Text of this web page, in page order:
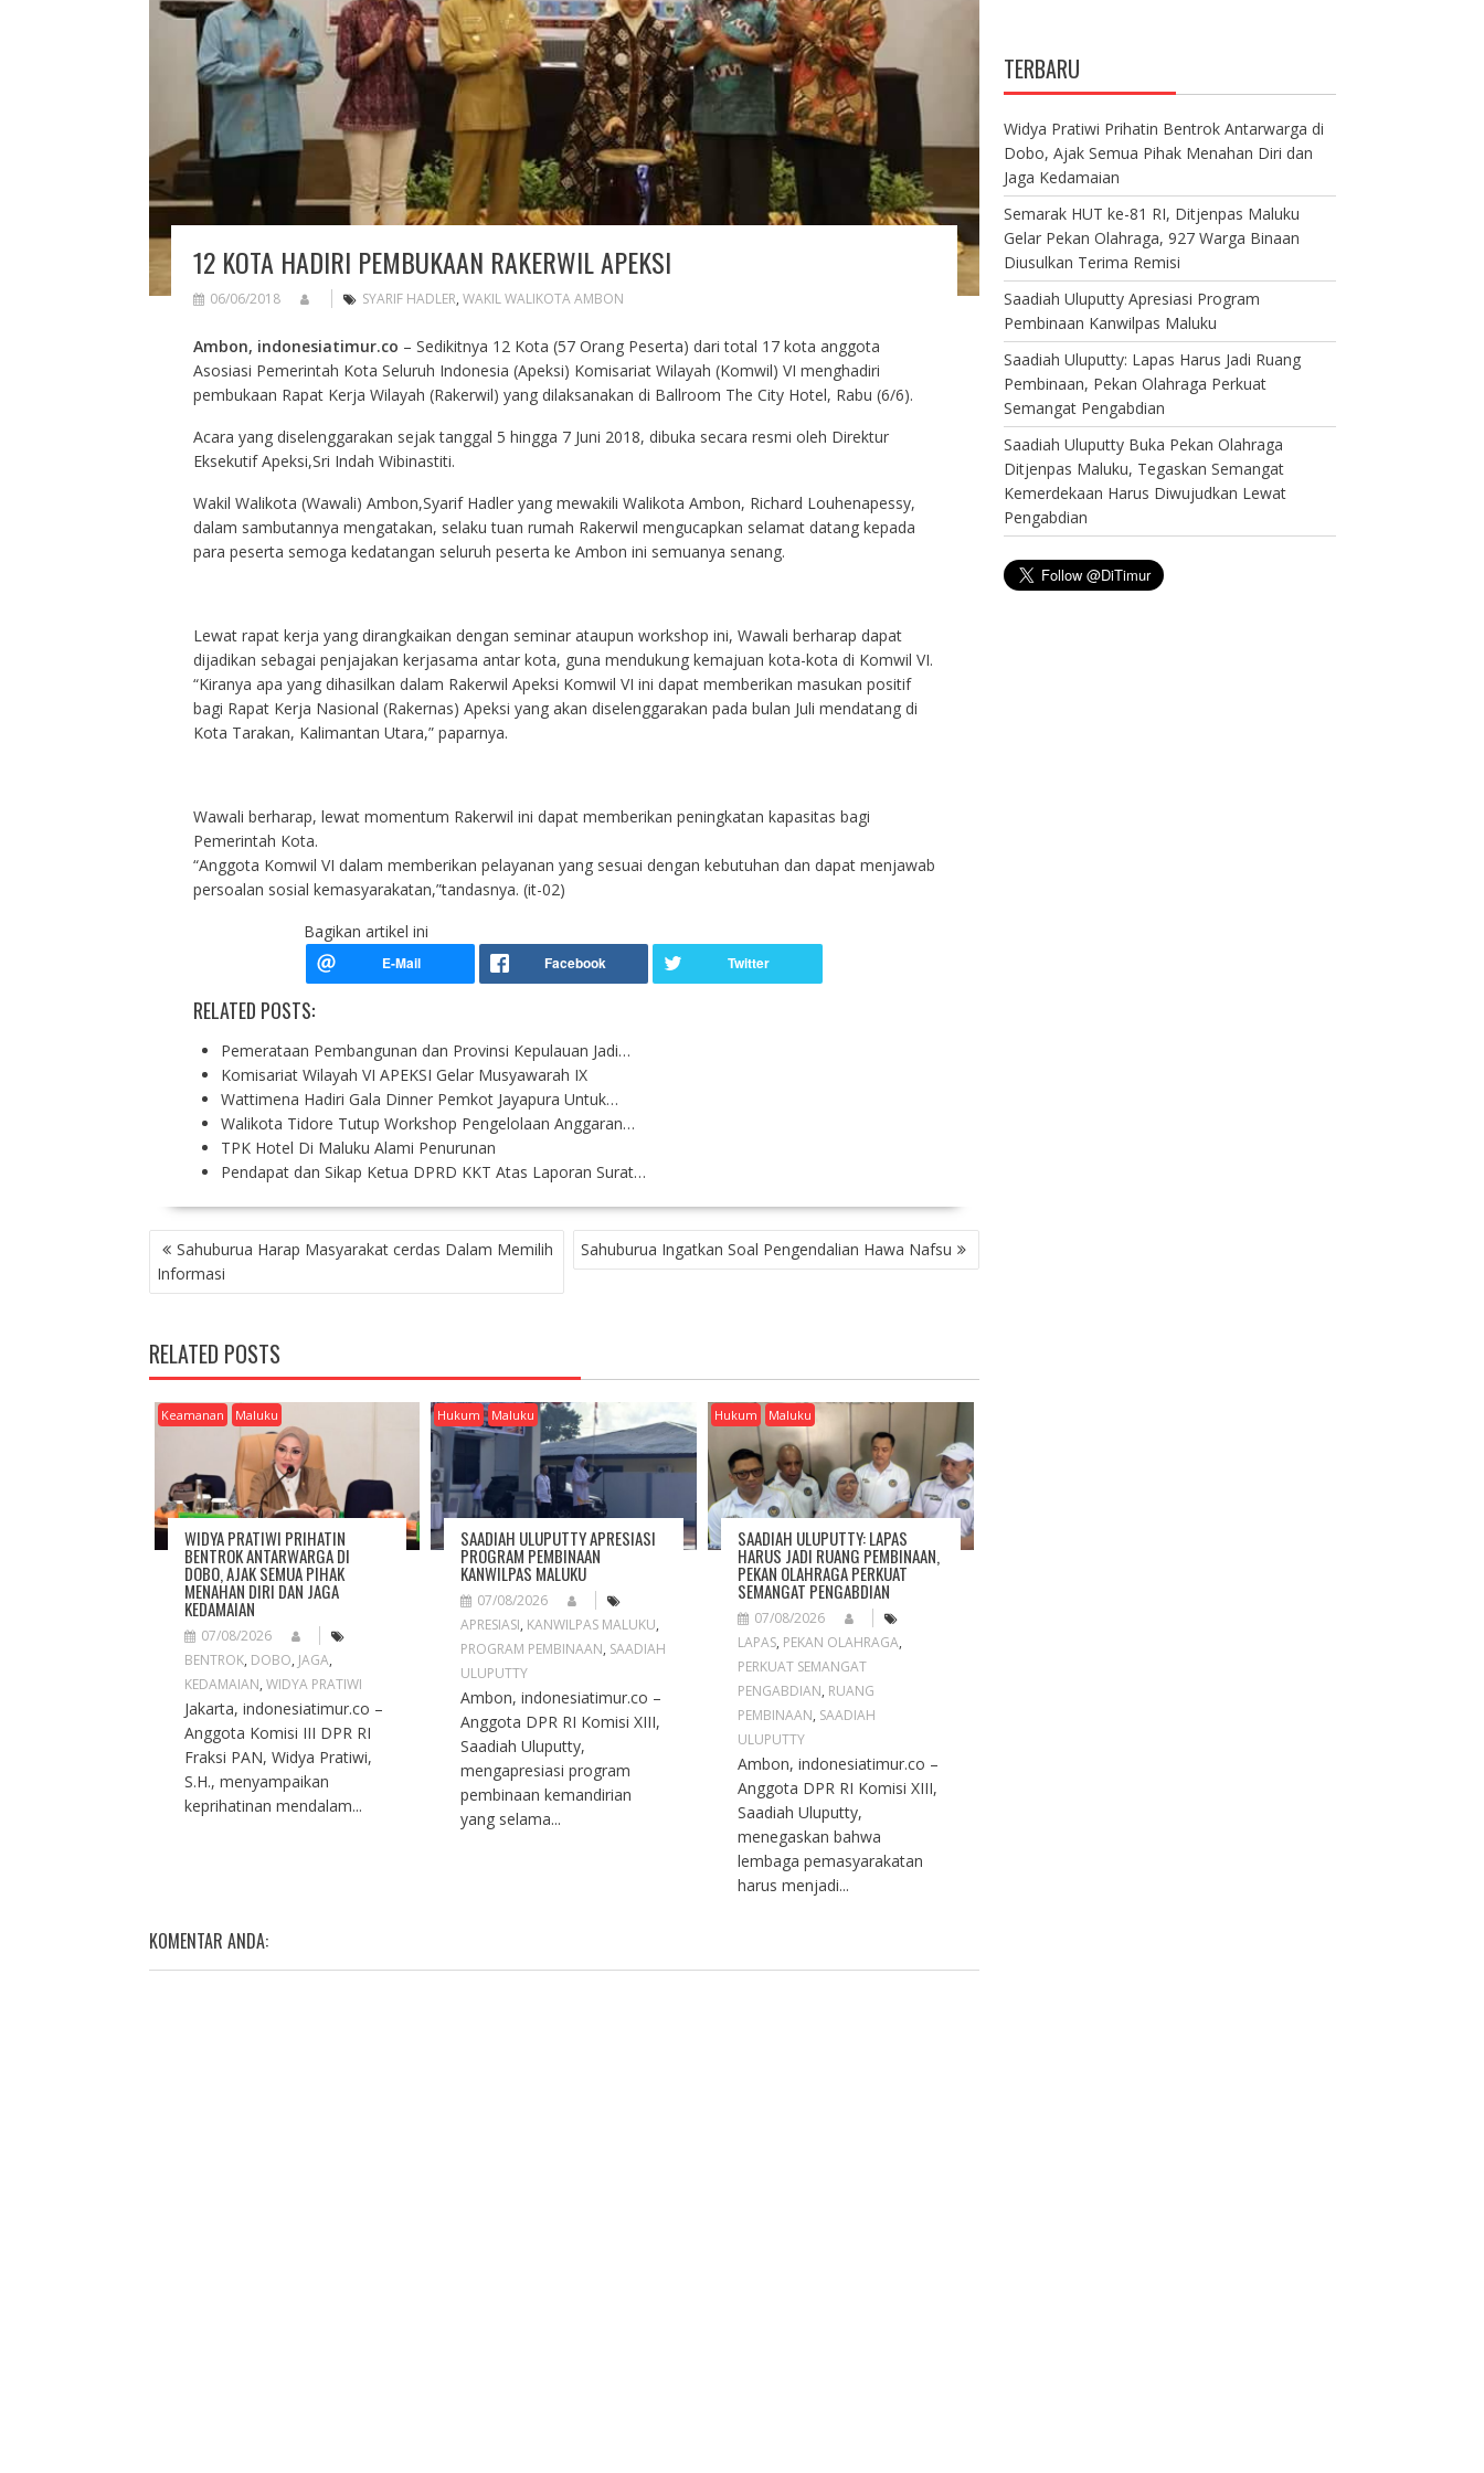
12 KOTA HADIRI PEMBUKAAN RAKERWIL APEKSI
06/06/2018 SYARIF HADLER, WAKIL WALIKOTA AMBON
Ambon, indonesiatimur.co – Sedikitnya 12 Kota (57 Orang Peserta) dari total 17 kota anggota
Asosiasi Pemerintah Kota Seluruh Indonesia (Apeksi) Komisariat Wilayah (Komwil) VI menghadiri
pembukaan Rapat Kerja Wilayah (Rakerwil) yang dilaksanakan di Ballroom The City Hotel, Rabu (6/6).
Acara yang diselenggarakan sejak tanggal 5 hingga 7 Juni 2018, dibuka secara resmi oleh Direktur
Eksekutif Apeksi,Sri Indah Wibinastiti.
Wakil Walikota (Wawali) Ambon,Syarif Hadler yang mewakili Walikota Ambon, Richard Louhenapessy,
dalam sambutannya mengatakan, selaku tuan rumah Rakerwil mengucapkan selamat datang kepada
para peserta semoga kedatangan seluruh peserta ke Ambon ini semuanya senang.
Lewat rapat kerja yang dirangkaikan dengan seminar ataupun workshop ini, Wawali berharap dapat
dijadikan sebagai penjajakan kerjasama antar kota, guna mendukung kemajuan kota-kota di Komwil VI.
“Kiranya apa yang dihasilkan dalam Rakerwil Apeksi Komwil VI ini dapat memberikan masukan positif
bagi Rapat Kerja Nasional (Rakernas) Apeksi yang akan diselenggarakan pada bulan Juli mendatang di
Kota Tarakan, Kalimantan Utara,” paparnya.
Wawali berharap, lewat momentum Rakerwil ini dapat memberikan peningkatan kapasitas bagi
Pemerintah Kota.
“Anggota Komwil VI dalam memberikan pelayanan yang sesuai dengan kebutuhan dan dapat menjawab
persoalan sosial kemasyarakatan,”tandasnya. (it-02)
Bagikan artikel ini
RELATED POSTS:
Pemerataan Pembangunan dan Provinsi Kepulauan Jadi…
Komisariat Wilayah VI APEKSI Gelar Musyawarah IX
Wattimena Hadiri Gala Dinner Pemkot Jayapura Untuk…
Walikota Tidore Tutup Workshop Pengelolaan Anggaran…
TPK Hotel Di Maluku Alami Penurunan
Pendapat dan Sikap Ketua DPRD KKT Atas Laporan Surat…
P
O
S
N
A
V
G
O
N
Sahuburua Harap Masyarakat cerdas Dalam Memilih
Informasi
Sahuburua Ingatkan Soal Pengendalian Hawa Nafsu
RELATED POSTS
Keamanan Maluku
WIDYA PRATIWI PRIHATIN
BENTROK ANTARWARGA DI
DOBO, AJAK SEMUA PIHAK
MENAHAN DIRI DAN JAGA
KEDAMAIAN
07/08/2026
BENTROK, DOBO, JAGA,
KEDAMAIAN, WIDYA PRATIWI
Jakarta, indonesiatimur.co –
Anggota Komisi III DPR RI
Fraksi PAN, Widya Pratiwi,
S.H., menyampaikan
keprihatinan mendalam...
Hukum Maluku
SAADIAH ULUPUTTY APRESIASI
PROGRAM PEMBINAAN
KANWILPAS MALUKU
07/08/2026
APRESIASI, KANWILPAS MALUKU,
PROGRAM PEMBINAAN, SAADIAH
ULUPUTTY
Ambon, indonesiatimur.co –
Anggota DPR RI Komisi XIII,
Saadiah Uluputty,
mengapresiasi program
pembinaan kemandirian
yang selama...
Hukum Maluku
SAADIAH ULUPUTTY: LAPAS
HARUS JADI RUANG PEMBINAAN,
PEKAN OLAHRAGA PERKUAT
SEMANGAT PENGABDIAN
07/08/2026
LAPAS, PEKAN OLAHRAGA,
PERKUAT SEMANGAT
PENGABDIAN, RUANG
PEMBINAAN, SAADIAH
ULUPUTTY
Ambon, indonesiatimur.co –
Anggota DPR RI Komisi XIII,
Saadiah Uluputty,
menegaskan bahwa
lembaga pemasyarakatan
harus menjadi...
KOMENTAR ANDA:
TERBARU
Widya Pratiwi Prihatin Bentrok Antarwarga di
Dobo, Ajak Semua Pihak Menahan Diri dan
Jaga Kedamaian
Semarak HUT ke-81 RI, Ditjenpas Maluku
Gelar Pekan Olahraga, 927 Warga Binaan
Diusulkan Terima Remisi
Saadiah Uluputty Apresiasi Program
Pembinaan Kanwilpas Maluku
Saadiah Uluputty: Lapas Harus Jadi Ruang
Pembinaan, Pekan Olahraga Perkuat
Semangat Pengabdian
Saadiah Uluputty Buka Pekan Olahraga
Ditjenpas Maluku, Tegaskan Semangat
Kemerdekaan Harus Diwujudkan Lewat
Pengabdian